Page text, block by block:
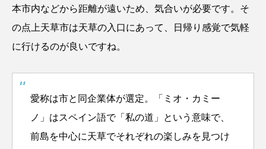
本市内などから距離が遠いため、気合いが必要です。そ
の点上天草市は天草の入口にあって、日帰り感覚で気軽
に行けるのが良いですね。
愛称は市と同企業体が選定。「ミオ・カミー
ノ」はスペイン語で「私の道」という意味で、
前島を中心に天草でそれぞれの楽しみを見つけ